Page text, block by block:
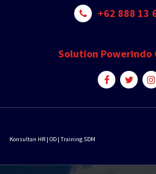
+62 888 13
Solution Powerindo
Konsultan HR | OD | Training SDM